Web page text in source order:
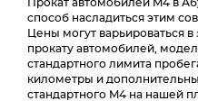
Прокат автомобилей M4 в
способ насладиться этим
Цены могут варьироваться
прокату автомобилей,
стандартного лимита
километры и
стандартного M4 на нашей